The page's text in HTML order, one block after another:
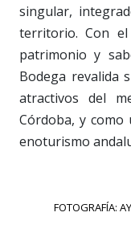
singular,
territorio. Con
patrimonio y
Bodega revalida
atractivos del
Córdoba, y como
enoturismo
FOTOGRAFÍA: